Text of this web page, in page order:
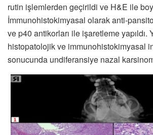
rutin işlemlerden geçirildi ve H&E ile
İmmunohistokimyasal olarak anti-
ve p40 antikorları ile işaretleme yapıldı.
histopatolojik ve immunohistokimyasal
sonucunda undiferansiye nazal